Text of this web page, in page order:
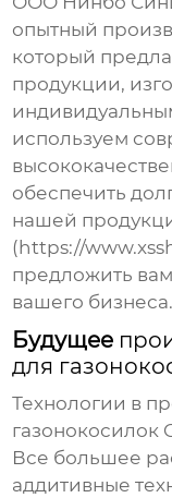
опытный
который
продукции,
используем
обеспечить
нашей
(https://
предложить
вашего бизнеса.
Будущее
для
Технологии в
газонокосилок
Все большее
аддитивные